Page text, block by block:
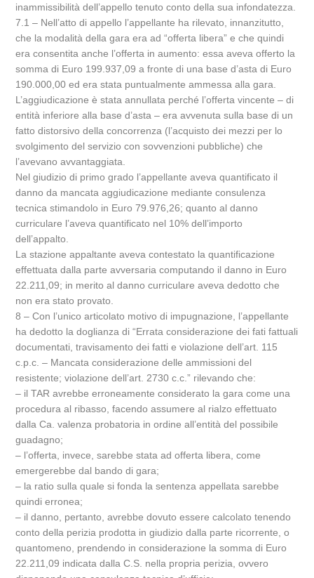
inammissibilità dell’appello tenuto conto della sua infondatezza.
7.1 – Nell’atto di appello l’appellante ha rilevato, innanzitutto,
che la modalità della gara era ad “offerta libera” e che quindi
era consentita anche l’offerta in aumento: essa aveva offerto la
somma di Euro 199.937,09 a fronte di una base d’asta di Euro
190.000,00 ed era stata puntualmente ammessa alla gara.
L’aggiudicazione è stata annullata perché l’offerta vincente – di
entità inferiore alla base d’asta – era avvenuta sulla base di un
fatto distorsivo della concorrenza (l’acquisto dei mezzi per lo
svolgimento del servizio con sovvenzioni pubbliche) che
l’avevano avvantaggiata.
Nel giudizio di primo grado l’appellante aveva quantificato il
danno da mancata aggiudicazione mediante consulenza
tecnica stimandolo in Euro 79.976,26; quanto al danno
curriculare l’aveva quantificato nel 10% dell’importo
dell’appalto.
La stazione appaltante aveva contestato la quantificazione
effettuata dalla parte avversaria computando il danno in Euro
22.211,09; in merito al danno curriculare aveva dedotto che
non era stato provato.
8 – Con l’unico articolato motivo di impugnazione, l’appellante
ha dedotto la doglianza di “Errata considerazione dei fati fattuali
documentati, travisamento dei fatti e violazione dell’art. 115
c.p.c. – Mancata considerazione delle ammissioni del
resistente; violazione dell’art. 2730 c.c.” rilevando che:
– il TAR avrebbe erroneamente considerato la gara come una
procedura al ribasso, facendo assumere al rialzo effettuato
dalla Ca. valenza probatoria in ordine all’entità del possibile
guadagno;
– l’offerta, invece, sarebbe stata ad offerta libera, come
emergerebbe dal bando di gara;
– la ratio sulla quale si fonda la sentenza appellata sarebbe
quindi erronea;
– il danno, pertanto, avrebbe dovuto essere calcolato tenendo
conto della perizia prodotta in giudizio dalla parte ricorrente, o
quantomeno, prendendo in considerazione la somma di Euro
22.211,09 indicata dalla C.S. nella propria perizia, ovvero